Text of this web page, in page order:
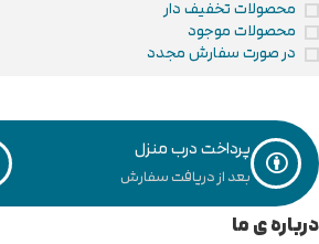
محصولات تخفیف دار
محصولات موجود
در صورت سفارش مجدد
پرداخت درب منزل
بعد از دریافت سفارش
درباره ی ما